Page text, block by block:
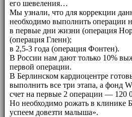
его шевеления…
Мы узнали, что для коррекции
необходимо выполнить операции
в первые дни жизни (операция
(операция Гленн);
в 2,5-3 года (операция Фонтен).
В России нам дают только 10%
первой операции.
В Берлинском кардиоцентре
выполнить все три этапа, а фонд
счет на первые 2 операции — 120
Но необходимо рожать в клинике
успеем довезти малыша».